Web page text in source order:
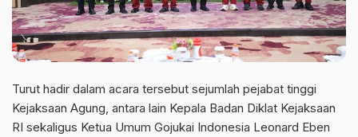
Turut hadir dalam acara tersebut sejumlah pejabat tinggi
Kejaksaan Agung, antara lain Kepala Badan Diklat Kejaksaan
RI sekaligus Ketua Umum Gojukai Indonesia Leonard Eben